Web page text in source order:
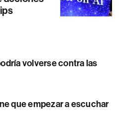
volverse contra las
que empezar a escuchar